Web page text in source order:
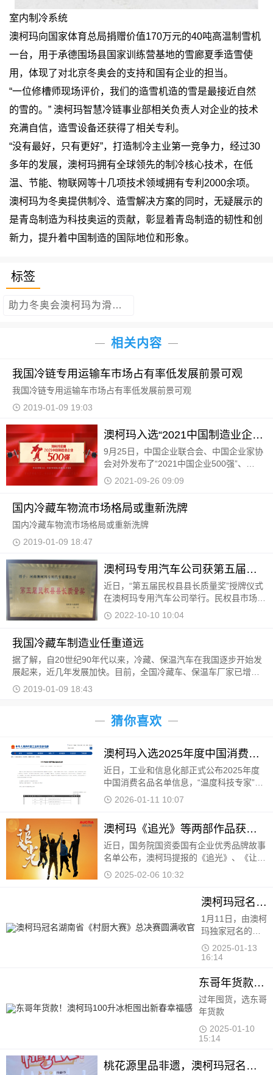
室内制冷系统
澳柯玛向国家体育总局捐赠价值170万元的40吨高温制雪机
一台，用于承德围场县国家训练营基地的雪廊夏季造雪使
用，体现了对北京冬奥会的支持和国有企业的担当。
“一位修槽师现场评价，我们的造雪机造的雪是最接近自然
的雪的。” 澳柯玛智慧冷链事业部相关负责人对企业的技术
充满自信，造雪设备还获得了相关专利。
“没有最好，只有更好”，打造制冷主业第一竞争力，经过30
多年的发展，澳柯玛拥有全球领先的制冷核心技术，在低
温、节能、物联网等十几项技术领域拥有专利2000余项。
澳柯玛为冬奥提供制冷、造雪解决方案的同时，无疑展示的
是青岛制造为科技奥运的贡献，彰显着青岛制造的韧性和创
新力，提升着中国制造的国际地位和形象。
标签
助力冬奥会澳柯玛为滑雪馆提供制冷
相关内容
我国冷链专用运输车市场占有率低发展前景可观
我国冷链专用运输车市场占有率低发展前景可观
2019-01-09 19:03
澳柯玛入选“2021中国制造业企业500强”
9月25日，中国企业联合会、中国企业家协
会对外发布了“2021中国企业500强”、
“2021中国制造业企业500强”、“2021中国
2021-09-26 09:09
国内冷藏车物流市场格局或重新洗牌
国内冷藏车物流市场格局或重新洗牌
2019-01-09 18:47
澳柯玛专用汽车公司获第五届民权县县长质量奖
近日，“第五届民权县县长质量奖”授牌仪式
在澳柯玛专用汽车公司举行。民权县市场监
管局主要领导为公司颁发获奖证书、奖牌及
奖金
2022-10-10 10:04
我国冷藏车制造业任重道远
据了解，自20世纪90年代以来，冷藏、保温汽车在我国逐步开始发
展起来，近几年发展加快。目前，全国冷藏车、保温车厂家已增加
到近80家，全国冷藏、保温车的保有量超过了3万辆。但
2019-01-09 18:43
猜你喜欢
澳柯玛入选2025年度中国消费名品
近日，工业和信息化部正式公布2025年度
中国消费名品名单信息，“温度科技专家”澳
柯玛凭借卓越的产品品质、持续的创新能
2026-01-11 10:07
澳柯玛《追光》等两部作品获国有企业优秀品牌故事
近日，国务院国资委国有企业优秀品牌故事
名单公布，澳柯玛提报的《追光》、《让陪
伴更有温度》两个品牌故事登榜。 《追
2025-02-06 10:32
澳柯玛冠名湖南省《村厨大赛》总决赛圆满收官
1月11日，由澳柯
玛独家冠名的
2024湖南省《村
厨大赛》总决赛
建梅澜坊开赛
2025-01-13
16:14
过年囤货，选东哥年货款